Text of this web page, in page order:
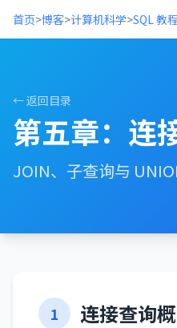
首页>博客>计算机科学>SQL 教程
← 返回目录
第五章：连
JOIN、子查询与
1 连接查询